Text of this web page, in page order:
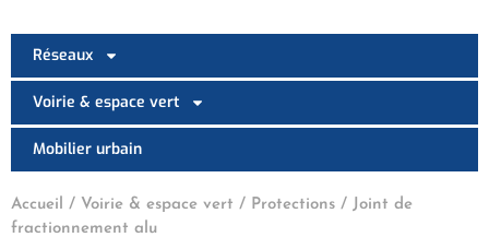
Réseaux
Voirie & espace vert
Mobilier urbain
Accueil / Voirie & espace vert / Protections / Joint de
fractionnement alu